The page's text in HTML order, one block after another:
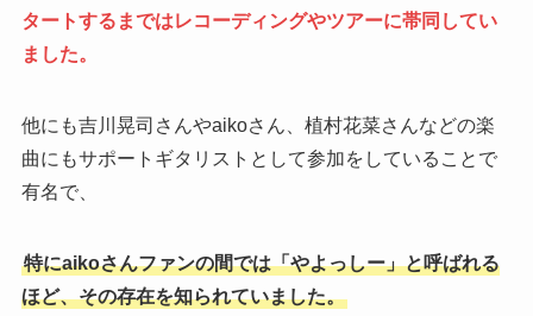
タートするまではレコーディングやツアーに帯同してい
ました。
他にも吉川晃司さんやaikoさん、植村花菜さんなどの楽
曲にもサポートギタリストとして参加をしていることで
有名で、
特にaikoさんファンの間では「やよっしー」と呼ばれる
ほど、その存在を知られていました。